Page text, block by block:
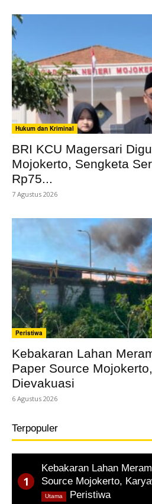
Hukum dan Kriminal
BRI KCU Magersari
Mojokerto, Sengketa
Rp75...
7 Agustus 2026
Peristiwa
Kebakaran Lahan
Paper Source
Dievakuasi
6 Agustus 2026
Terpopuler
Kebakaran Lahan
Source Mojokerto,
Peristiwa
Utama